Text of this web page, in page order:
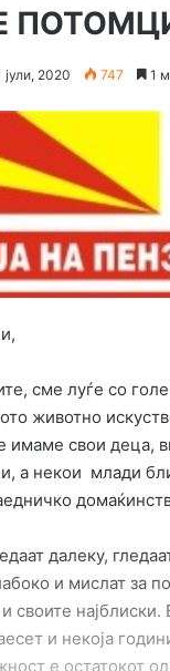
јули, 2020 747 1
сме луѓе со
животно
имаме свои деца,
а некои млади
далеку,
и мислат за
своите
и некоја
е остатокот